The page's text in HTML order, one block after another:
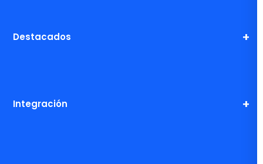
Destacados
Integración